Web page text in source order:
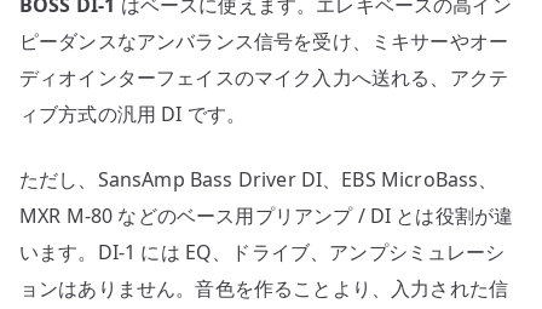
用
プ
リ
違
い
へ
ピーダンスなアンバランス信号を受け、ミキサーやオー
ディオインターフェイスのマイク入力へ送れる、アクテ
ィブ方式の汎用 DI です。
ただし、SansAmp Bass Driver DI、EBS MicroBass、
MXR M-80 などのベース用プリアンプ / DI とは役割が違
います。DI-1 には EQ、ドライブ、アンプシミュレーシ
ョンはありません。音色を作ることより、入力された信